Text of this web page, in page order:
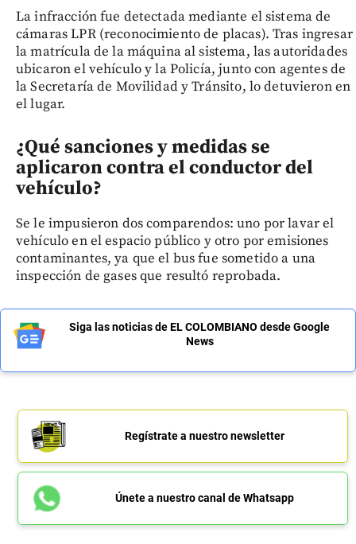
La infracción fue detectada mediante el sistema de
cámaras LPR (reconocimiento de placas). Tras ingresar
la matrícula de la máquina al sistema, las autoridades
ubicaron el vehículo y la Policía, junto con agentes de
la Secretaría de Movilidad y Tránsito, lo detuvieron en
el lugar.
¿Qué sanciones y medidas se
aplicaron contra el conductor del
vehículo?
Se le impusieron dos comparendos: uno por lavar el
vehículo en el espacio público y otro por emisiones
contaminantes, ya que el bus fue sometido a una
inspección de gases que resultó reprobada.
Siga las noticias de EL COLOMBIANO desde Google
News
Regístrate a nuestro newsletter
Únete a nuestro canal de Whatsapp